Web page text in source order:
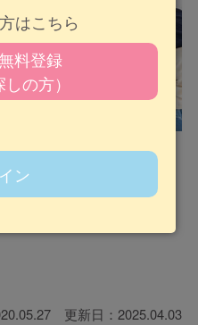
◯◯なのは自分だけ
更新日：2025.04.03
はこちら
料登録
しの方）
ン